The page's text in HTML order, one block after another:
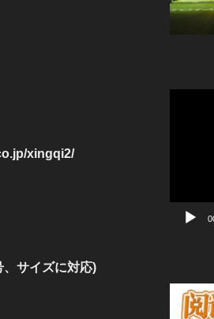
xingqi2/
サイズに対応)
ー